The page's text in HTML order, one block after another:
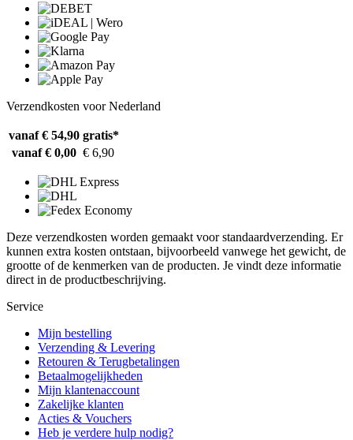
Verzendkosten voor Nederland
vanaf € 54,90 gratis*
vanaf € 0,00 € 6,90
Deze verzendkosten worden gemaakt voor standaardverzending. Er
kunnen extra kosten ontstaan, bijvoorbeeld vanwege het gewicht, de
grootte of de kenmerken van de producten. Je vindt deze informatie
direct in de productbeschrijving.
Service
Mijn bestelling
Verzending & Levering
Retouren & Terugbetalingen
Betaalmogelijkheden
Mijn klantenaccount
Zakelijke klanten
Acties & Vouchers
Heb je verdere hulp nodig?